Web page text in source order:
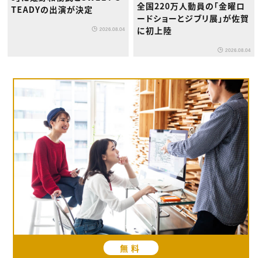
TEADYの出演が決定
2026.08.04
全国220万人動員の「金曜ロ
ードショーとジブリ展」が佐賀
に初上陸
2026.08.04
無料